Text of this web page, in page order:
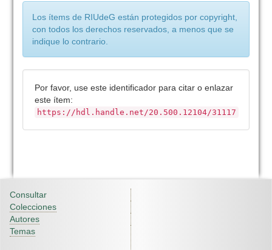
Los ítems de RIUdeG están protegidos por copyright,
con todos los derechos reservados, a menos que se
indique lo contrario.
Por favor, use este identificador para citar o enlazar
este ítem:
https://hdl.handle.net/20.500.12104/31117
Consultar
Colecciones
Autores
Temas